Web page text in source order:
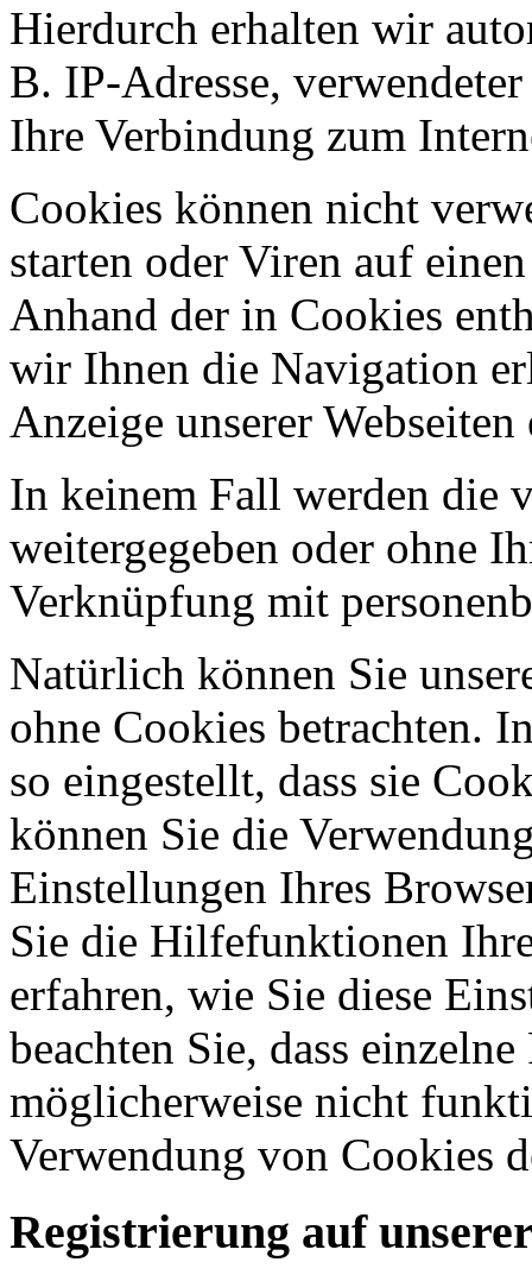
Hierdurch erhalten wir
B. IP-Adresse,
Ihre Verbindung zum
Cookies können nicht
starten oder Viren auf
Anhand der in Cookies
wir Ihnen die Navigation
Anzeige unserer
In keinem Fall werden die
weitergegeben oder ohne
Verknüpfung mit
Natürlich können Sie
ohne Cookies betrachten.
so eingestellt, dass sie
können Sie die
Einstellungen Ihres
Sie die Hilfefunktionen
erfahren, wie Sie diese
beachten Sie, dass
möglicherweise nicht
Verwendung von Cookies
Registrierung auf